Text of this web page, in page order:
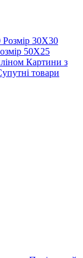
Розмір 30Х30
50Х25
Картини з
товари